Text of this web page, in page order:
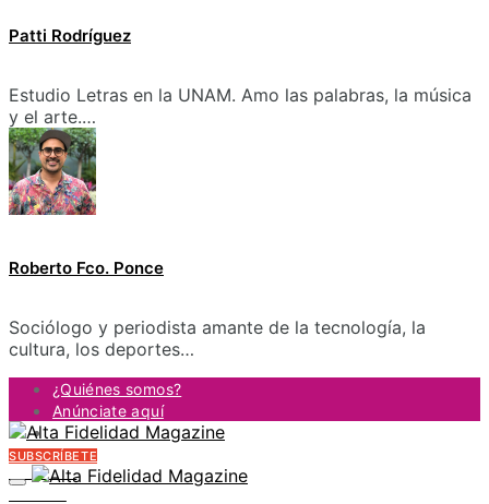
Patti Rodríguez
Estudio Letras en la UNAM. Amo las palabras, la música
y el arte.…
Roberto Fco. Ponce
Sociólogo y periodista amante de la tecnología, la
cultura, los deportes…
¿Quiénes somos?
Anúnciate aquí
Contacto
FACEBOOK
SUBSCRÍBETE